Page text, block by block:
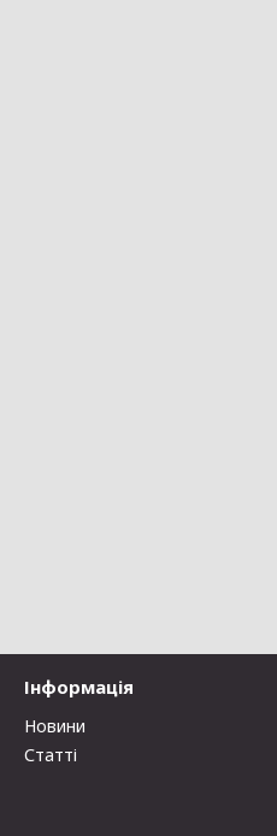
Інформація
Новини
Статті